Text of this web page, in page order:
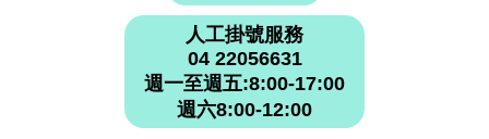
人工掛號服務
04 22056631
週一至週五:8:00-17:00
週六8:00-12:00